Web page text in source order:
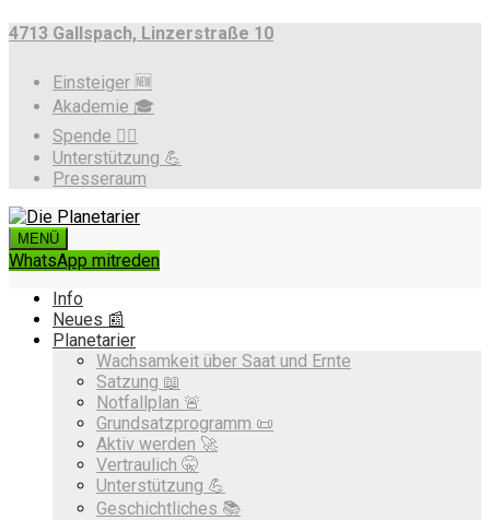
4713 Gallspach, Linzerstraße 10
Einsteiger 🆕
Akademie 🎓
Spende ❤️‍🔥
Unterstützung 💪
Presseraum
MENÜ
WhatsApp mitreden
Info
Neues 📰
Planetarier
Wachsamkeit über Saat und Ernte
Satzung 📖
Notfallplan 🚨
Grundsatzprogramm 📜
Aktiv werden 🚀
Vertraulich 🤫
Unterstützung 💪
Geschichtliches 📚